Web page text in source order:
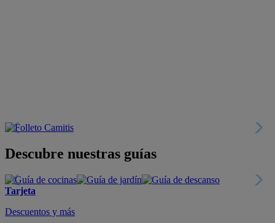
Descubre nuestras guías
Tarjeta
Descuentos y más